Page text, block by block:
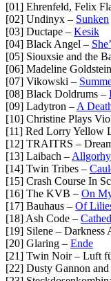
[01] Ehrenfeld, Felix
[02] Undinyx – Sunken
[03] Ductape – Kesik
[04] Black Angel –
[05] Siouxsie and the
[06] Madeline
[07] Vikowski –
[08] Black Doldrums –
[09] Ladytron – A
[10] Christine Plays
[11] Red Lorry Yellow
[12] TRAITRS –
[13] Laibach –
[14] Twin Tribes –
[15] Crash Course In
[16] The KVB – On
[17] Bauhaus – Of
[18] Ash Code –
[19] Silene – Darkness
[20] Glaring – Ende
[21] Twin Noir – Luft
[22] Dusty Gannon